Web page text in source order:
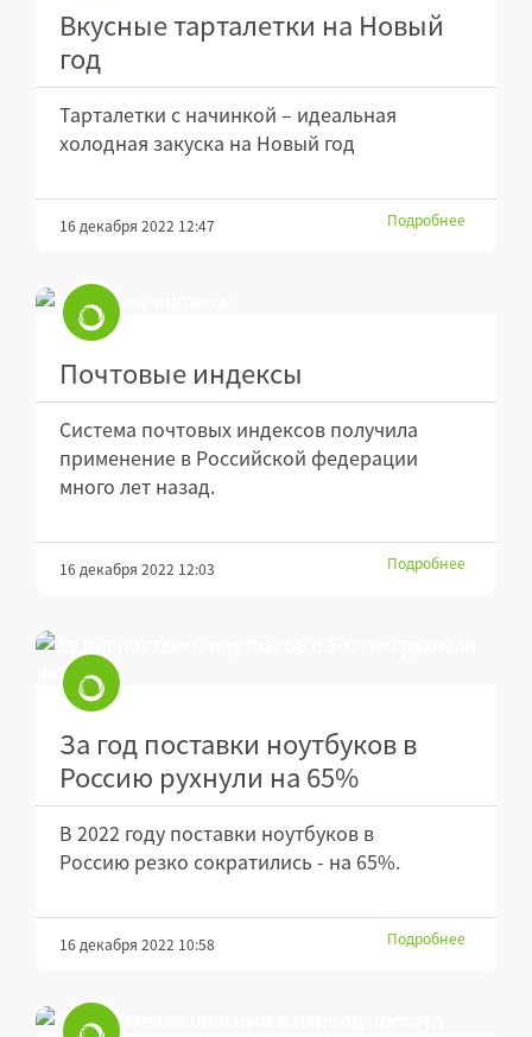
Вкусные тарталетки на Новый
год
Тарталетки с начинкой – идеальная
холодная закуска на Новый год
16 декабря 2022 12:47 Подробнее
Почтовые индексы
Система почтовых индексов получила
применение в Российской федерации
много лет назад.
16 декабря 2022 12:03 Подробнее
За год поставки ноутбуков в
Россию рухнули на 65%
В 2022 году поставки ноутбуков в
Россию резко сократились - на 65%.
16 декабря 2022 10:58 Подробнее